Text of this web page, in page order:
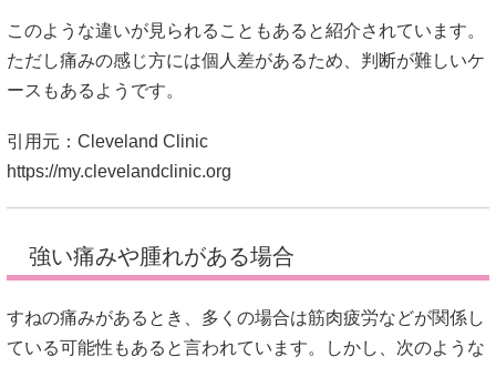
このような違いが見られることもあると紹介されています。
ただし痛みの感じ方には個人差があるため、判断が難しいケ
ースもあるようです。
引用元：Cleveland Clinic
https://my.clevelandclinic.org
強い痛みや腫れがある場合
すねの痛みがあるとき、多くの場合は筋肉疲労などが関係し
ている可能性もあると言われています。しかし、次のような